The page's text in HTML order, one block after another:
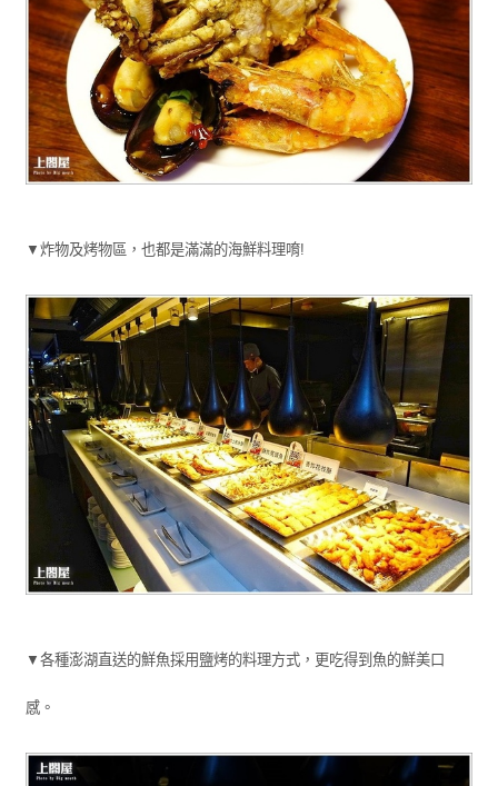
▼炸物及烤物區，也都是滿滿的海鮮料理唷!
▼各種澎湖直送的鮮魚採用鹽烤的料理方式，更吃得到魚的鮮美口
感。